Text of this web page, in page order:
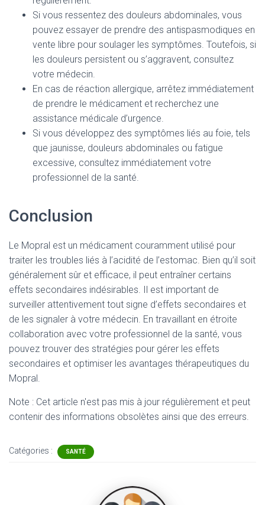
Si vous ressentez des douleurs abdominales, vous
pouvez essayer de prendre des antispasmodiques en
vente libre pour soulager les symptômes. Toutefois, si
les douleurs persistent ou s’aggravent, consultez
votre médecin.
En cas de réaction allergique, arrêtez immédiatement
de prendre le médicament et recherchez une
assistance médicale d’urgence.
Si vous développez des symptômes liés au foie, tels
que jaunisse, douleurs abdominales ou fatigue
excessive, consultez immédiatement votre
professionnel de la santé.
Conclusion
Le Mopral est un médicament couramment utilisé pour
traiter les troubles liés à l’acidité de l’estomac. Bien qu’il soit
généralement sûr et efficace, il peut entraîner certains
effets secondaires indésirables. Il est important de
surveiller attentivement tout signe d’effets secondaires et
de les signaler à votre médecin. En travaillant en étroite
collaboration avec votre professionnel de la santé, vous
pouvez trouver des stratégies pour gérer les effets
secondaires et optimiser les avantages thérapeutiques du
Mopral.
Note : Cet article n'est pas mis à jour régulièrement et peut
contenir des informations obsolètes ainsi que des erreurs.
Catégories : SANTÉ